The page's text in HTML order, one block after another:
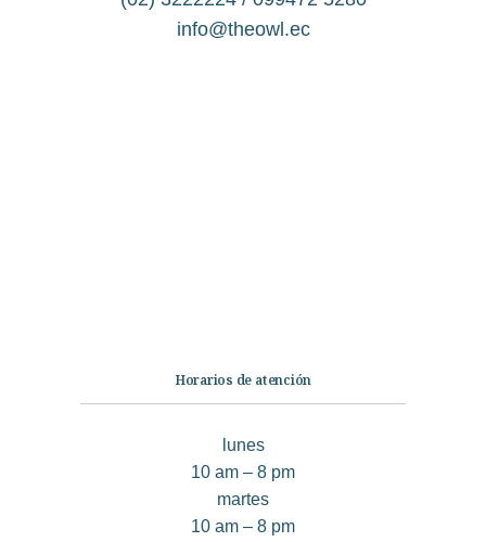
info@theowl.ec
Horarios de atención
lunes
10 am – 8 pm
martes
10 am – 8 pm